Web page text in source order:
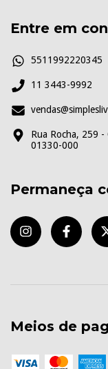
Entre em
5511992220345
11 3443-9992
Rua Rocha, 259 -
01330-000
Permaneça
Meios de